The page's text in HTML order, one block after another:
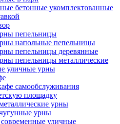
бетонные укомплектованные
пепельницы
напольные пепельницы
пепельницы деревянные
пепельницы металлические
уличные урны
самообслуживания
площадку
урны
урны
уличные